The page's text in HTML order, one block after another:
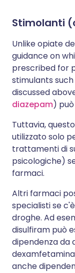
Stimolanti
Unlike opiate
guidance on
prescribed for
stimulants
discussed
diazepam)
Tuttavia,
utilizzato solo
trattamenti di
psicologiche)
farmaci.
Altri farmaci
specialisti se
droghe. Ad
disulfiram può
dipendenza da
anche